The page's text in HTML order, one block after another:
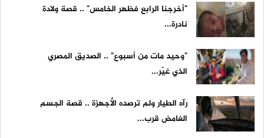
"أخرجنا الرابع فظهر الخامس" .. قصة ولادة
نادرة...
"وحيد مات من أسبوع" .. الصديق المصري
الذي غيّر...
رآه الطيار ولم ترصده الأجهزة .. قصة الجسم
الغامض قرب...